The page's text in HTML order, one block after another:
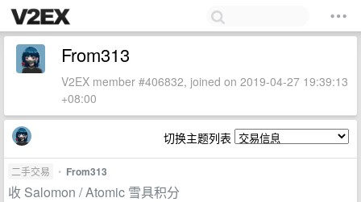
From313
V2EX member #406832, joined on 2019-04-27 19:39:13
+08:00
切换主题列表
二手交易 • From313
收 Salomon / Atomic 雪具积分